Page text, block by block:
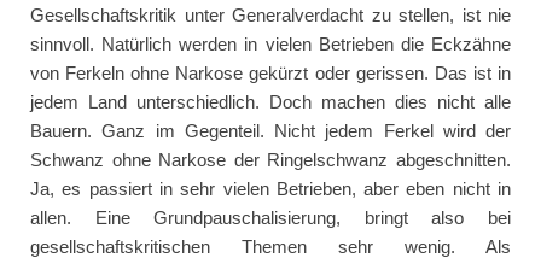
Gesellschaftskritik unter Generalverdacht zu stellen, ist nie
sinnvoll. Natürlich werden in vielen Betrieben die Eckzähne
von Ferkeln ohne Narkose gekürzt oder gerissen. Das ist in
jedem Land unterschiedlich. Doch machen dies nicht alle
Bauern. Ganz im Gegenteil. Nicht jedem Ferkel wird der
Schwanz ohne Narkose der Ringelschwanz abgeschnitten.
Ja, es passiert in sehr vielen Betrieben, aber eben nicht in
allen. Eine Grundpauschalisierung, bringt also bei
gesellschaftskritischen Themen sehr wenig. Als